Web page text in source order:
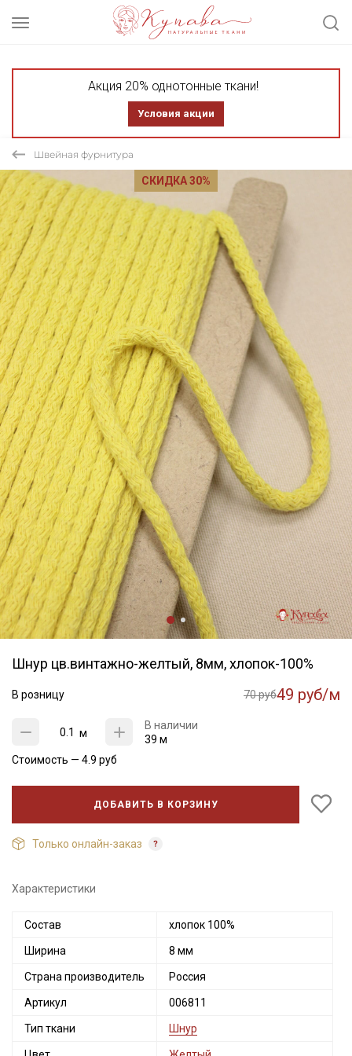
Акция 20% однотонные ткани!
Условия акции
Швейная фурнитура
СКИДКА 30%
Шнур цв.винтажно-желтый, 8мм, хлопок-100%
В розницу 70 руб49 руб/м
м
В наличии
39 м
Стоимость — 4.9 руб
ДОБАВИТЬ В КОРЗИНУ
Только онлайн-заказ
Характеристики
Состав хлопок 100%
Ширина 8 мм
Страна производитель Россия
Артикул 006811
Тип ткани Шнур
Мы публикуем здесь дополнительные
промокоды и скидки до 30% на узкие
категории тканей